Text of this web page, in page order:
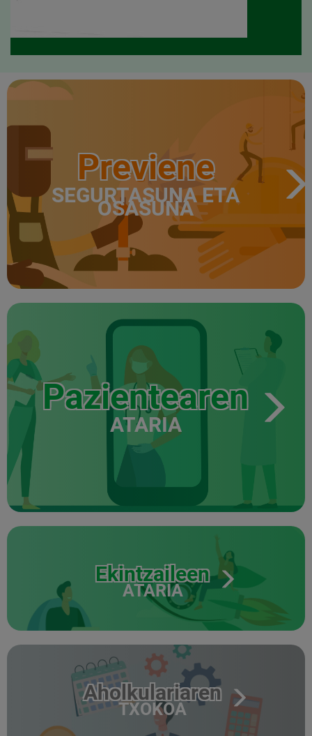
Previene
SEGURTASUNA ETA
OSASUNA
Pazientearen
ATARIA
Ekintzaileen
ATARIA
Aholkulariaren
TXOKOA